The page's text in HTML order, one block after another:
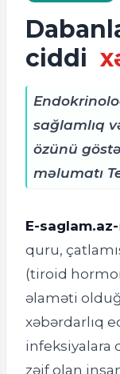
ciddi
sağlamlıq
özünü
məlumatı
E-saglam.az-
quru,
(tiroid
əlaməti
xəbərdarlıq
infeksiyalara
zəif olan